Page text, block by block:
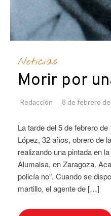
Noticias
Morir por
Redacción 8 de febrero
La tarde del 5 de febrero
López, 32 años, obrero de
realizando una pintada en
Alumalsa, en Zaragoza.
policía no”. Cuando se
martillo, el agente de […]